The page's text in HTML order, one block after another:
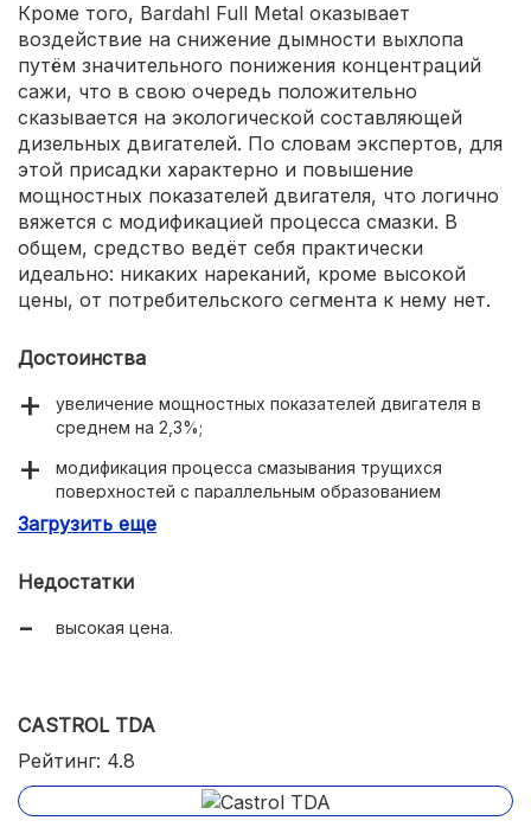
Кроме того, Bardahl Full Metal оказывает
воздействие на снижение дымности выхлопа
путём значительного понижения концентраций
сажи, что в свою очередь положительно
сказывается на экологической составляющей
дизельных двигателей. По словам экспертов, для
этой присадки характерно и повышение
мощностных показателей двигателя, что логично
вяжется с модификацией процесса смазки. В
общем, средство ведёт себя практически
идеально: никаких нареканий, кроме высокой
цены, от потребительского сегмента к нему нет.
Достоинства
увеличение мощностных показателей двигателя в
среднем на 2,3%;
модификация процесса смазывания трущихся
поверхностей с параллельным образованием
стойкого защитного покрытия, снижающего влияние
негативных факторов;
значительно уменьшение дымности выхлопа.
Загрузить еще
Недостатки
высокая цена.
CASTROL TDA
Рейтинг: 4.8